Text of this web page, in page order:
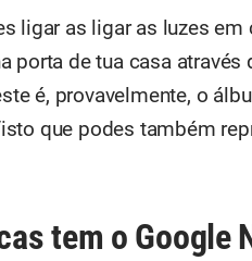
ligar as ligar as luzes
porta de tua casa através
é, provavelmente, o
que podes também
tem o Google